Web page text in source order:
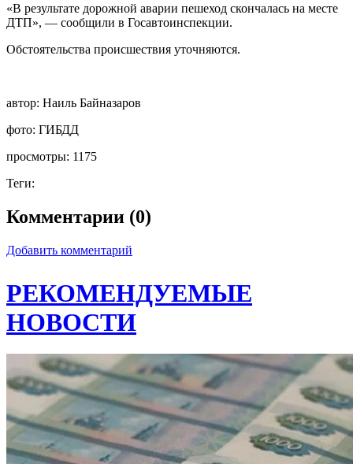
«В результате дорожной аварии пешеход скончалась на месте
ДТП», — сообщили в Госавтоинспекции.
Обстоятельства происшествия уточняются.
автор: Наиль Байназаров
фото: ГИБДД
просмотры: 1175
Теги:
Комментарии (0)
Добавить комментарий
РЕКОМЕНДУЕМЫЕ
НОВОСТИ